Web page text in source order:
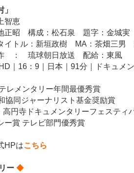
」
智恵
正昭 構成：松石泉 題字：金城
トル：新垣政樹 MA：茶畑三男
： 琉球朝日放送 配給：東風
｜16：9｜日本｜91分｜ドキュメ
レメンタリー年間最優秀賞
協同ジャーナリスト基金奨励賞
高円寺ドキュメンタリーフェスティ
ー賞 テレビ部門優秀賞
HPはこちら
ー ◆